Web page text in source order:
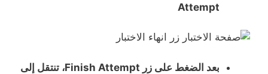
Attempt
بعد الضغط على زر Finish Attempt، تنتقل إلى